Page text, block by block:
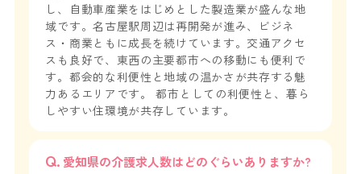
し、自動車産業をはじめとした製造業が盛んな地
域です。名古屋駅周辺は再開発が進み、ビジネ
ス・商業ともに成長を続けています。交通アクセ
スも良好で、東西の主要都市への移動にも便利で
す。都会的な利便性と地域の温かさが共存する魅
力あるエリアです。 都市としての利便性と、暮ら
しやすい住環境が共存しています。
愛知県の介護求人数はどのぐらいありますか?